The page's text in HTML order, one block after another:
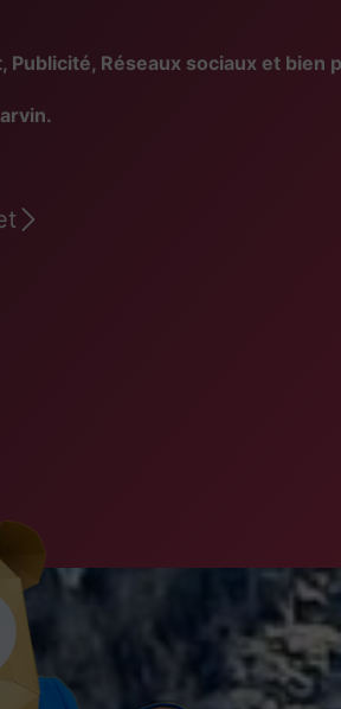
Réseaux sociaux et bien